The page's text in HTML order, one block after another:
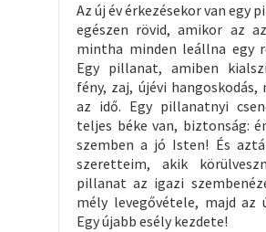
Az új év érkezésekor van egy
egészen rövid, amikor az
mintha minden leállna egy
Egy pillanat, amiben
fény, zaj, újévi hangoskodás,
az idő. Egy pillanatnyi
teljes béke van, biztonság:
szemben a jó Isten! És
szeretteim, akik
pillanat az igazi
mély levegővétele, majd az
Egy újabb esély kezdete!